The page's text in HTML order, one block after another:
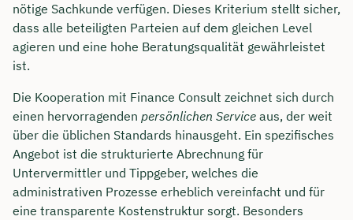
nötige Sachkunde verfügen. Dieses Kriterium stellt sicher,
dass alle beteiligten Parteien auf dem gleichen Level
agieren und eine hohe Beratungsqualität gewährleistet
ist.
Die Kooperation mit Finance Consult zeichnet sich durch
einen hervorragenden persönlichen Service aus, der weit
über die üblichen Standards hinausgeht. Ein spezifisches
Angebot ist die strukturierte Abrechnung für
Untervermittler und Tippgeber, welches die
administrativen Prozesse erheblich vereinfacht und für
eine transparente Kostenstruktur sorgt. Besonders